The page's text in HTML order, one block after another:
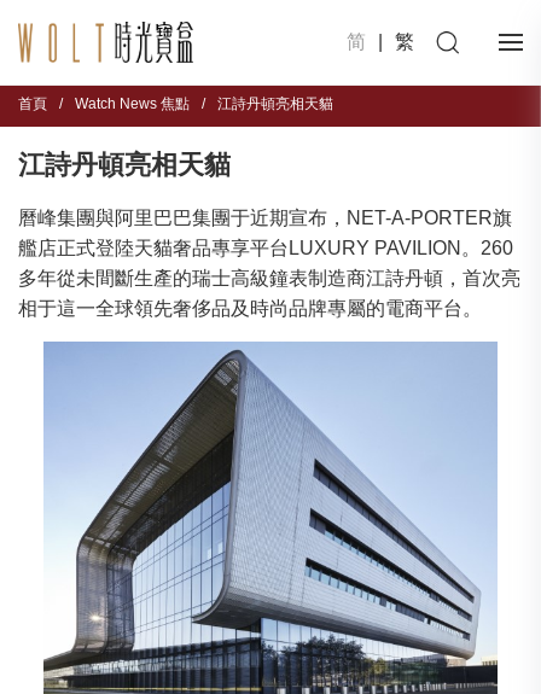
简 繁
首頁 / Watch News 焦點 / 江詩丹頓亮相天貓
江詩丹頓亮相天貓
曆峰集團與阿里巴巴集團于近期宣布，NET-A-PORTER旗
艦店正式登陸天貓奢品專享平台LUXURY PAVILION。260
多年從未間斷生產的瑞士高級鐘表制造商江詩丹頓，首次亮
相于這一全球領先奢侈品及時尚品牌專屬的電商平台。